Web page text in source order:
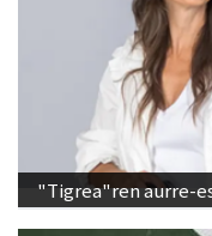
"Tigrea"ren aurre-